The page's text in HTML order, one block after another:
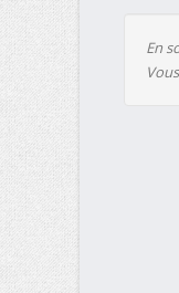
En